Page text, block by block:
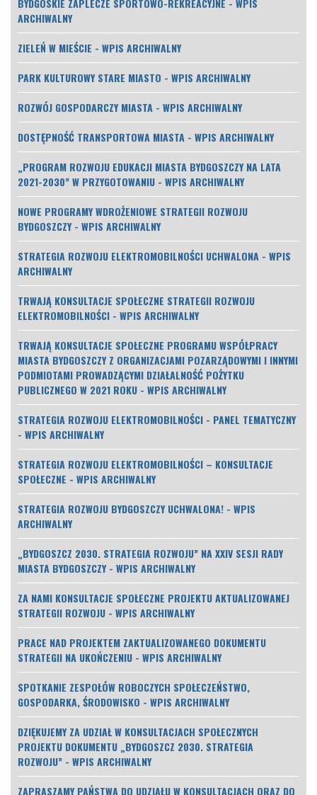
BYDGOSKIE ZAPLECZE SPORTOWO-REKREACYJNE - WPIS
ARCHIWALNY
ZIELEŃ W MIEŚCIE - WPIS ARCHIWALNY
PARK KULTUROWY STARE MIASTO - WPIS ARCHIWALNY
ROZWÓJ GOSPODARCZY MIASTA - WPIS ARCHIWALNY
DOSTĘPNOŚĆ TRANSPORTOWA MIASTA - WPIS ARCHIWALNY
„PROGRAM ROZWOJU EDUKACJI MIASTA BYDGOSZCZY NA LATA
2021-2030” W PRZYGOTOWANIU - WPIS ARCHIWALNY
NOWE PROGRAMY WDROŻENIOWE STRATEGII ROZWOJU
BYDGOSZCZY - WPIS ARCHIWALNY
STRATEGIA ROZWOJU ELEKTROMOBILNOŚCI UCHWALONA - WPIS
ARCHIWALNY
TRWAJĄ KONSULTACJE SPOŁECZNE STRATEGII ROZWOJU
ELEKTROMOBILNOŚCI - WPIS ARCHIWALNY
TRWAJĄ KONSULTACJE SPOŁECZNE PROGRAMU WSPÓŁPRACY
MIASTA BYDGOSZCZY Z ORGANIZACJAMI POZARZĄDOWYMI I INNYMI
PODMIOTAMI PROWADZĄCYMI DZIAŁALNOŚĆ POŻYTKU
PUBLICZNEGO W 2021 ROKU - WPIS ARCHIWALNY
STRATEGIA ROZWOJU ELEKTROMOBILNOŚCI - PANEL TEMATYCZNY
- WPIS ARCHIWALNY
STRATEGIA ROZWOJU ELEKTROMOBILNOŚCI – KONSULTACJE
SPOŁECZNE - WPIS ARCHIWALNY
STRATEGIA ROZWOJU BYDGOSZCZY UCHWALONA! - WPIS
ARCHIWALNY
„BYDGOSZCZ 2030. STRATEGIA ROZWOJU” NA XXIV SESJI RADY
MIASTA BYDGOSZCZY - WPIS ARCHIWALNY
ZA NAMI KONSULTACJE SPOŁECZNE PROJEKTU AKTUALIZOWANEJ
STRATEGII ROZWOJU - WPIS ARCHIWALNY
PRACE NAD PROJEKTEM ZAKTUALIZOWANEGO DOKUMENTU
STRATEGII NA UKOŃCZENIU - WPIS ARCHIWALNY
SPOTKANIE ZESPOŁÓW ROBOCZYCH SPOŁECZEŃSTWO,
GOSPODARKA, ŚRODOWISKO - WPIS ARCHIWALNY
DZIĘKUJEMY ZA UDZIAŁ W KONSULTACJACH SPOŁECZNYCH
PROJEKTU DOKUMENTU „BYDGOSZCZ 2030. STRATEGIA
ROZWOJU” - WPIS ARCHIWALNY
ZAPRASZAMY PAŃSTWA DO UDZIAŁU W KONSULTACJACH ORAZ DO